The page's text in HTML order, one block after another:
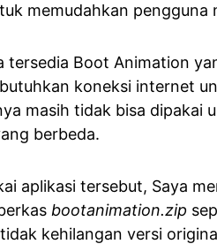
memudahkan pengguna
tersedia Boot Animation
koneksi internet
masih tidak bisa dipakai
berbeda.
aplikasi tersebut, Saya
bootanimation.zip
kehilangan versi